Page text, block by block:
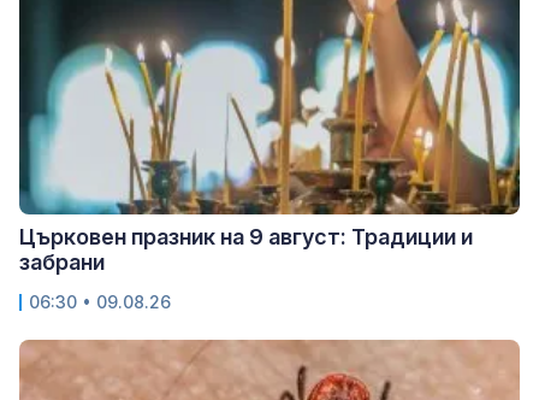
Църковен празник на 9 август: Традиции и
забрани
06:30 • 09.08.26